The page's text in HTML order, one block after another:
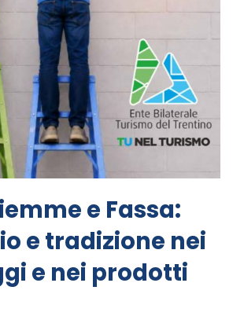
e Fassa:
e tradizione nei
e nei prodotti